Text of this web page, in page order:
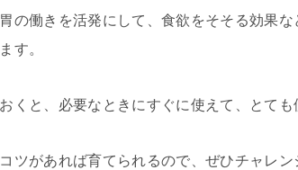
の働きを活発にして、食欲をそそる効果な
す。
くと、必要なときにすぐに使えて、とても
ツがあれば育てられるので、ぜひチャレン